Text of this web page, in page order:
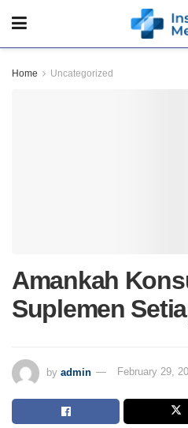
Home Uncategorized
Amankah
Suplemen
by admin February 29,